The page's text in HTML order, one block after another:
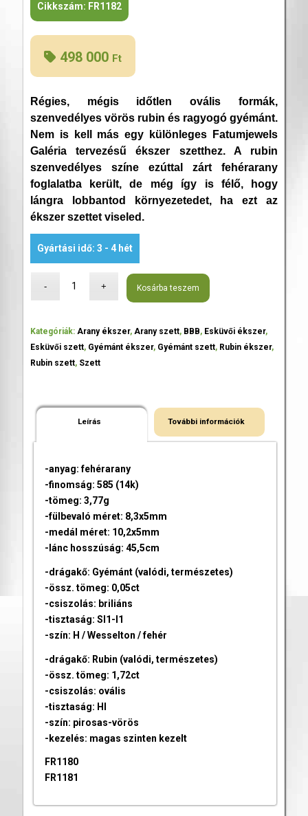
Cikkszám: FR1182
498 000 Ft
Régies, mégis időtlen ovális formák,
szenvedélyes vörös rubin és ragyogó gyémánt.
Nem is kell más egy különleges Fatumjewels
Galéria tervezésű ékszer szetthez. A rubin
szenvedélyes színe ezúttal zárt fehérarany
foglalatba került, de még így is félő, hogy
lángra lobbantod környezetedet, ha ezt az
ékszer szettet viseled.
Gyártási idő: 3 - 4 hét
Kosárba teszem
Kategóriák: Arany ékszer, Arany szett, BBB, Esküvői ékszer,
Esküvői szett, Gyémánt ékszer, Gyémánt szett, Rubin ékszer,
Rubin szett, Szett
Leírás További információk
-anyag: fehérarany
-finomság: 585 (14k)
-tömeg: 3,77g
-fülbevaló méret: 8,3x5mm
-medál méret: 10,2x5mm
-lánc hosszúság: 45,5cm
-drágakő: Gyémánt (valódi, természetes)
-össz. tömeg: 0,05ct
-csiszolás: briliáns
-tisztaság: SI1-I1
-szín: H / Wesselton / fehér
-drágakő: Rubin (valódi, természetes)
-össz. tömeg: 1,72ct
-csiszolás: ovális
-tisztaság: HI
-szín: pirosas-vörös
-kezelés: magas szinten kezelt
FR1180
FR1181